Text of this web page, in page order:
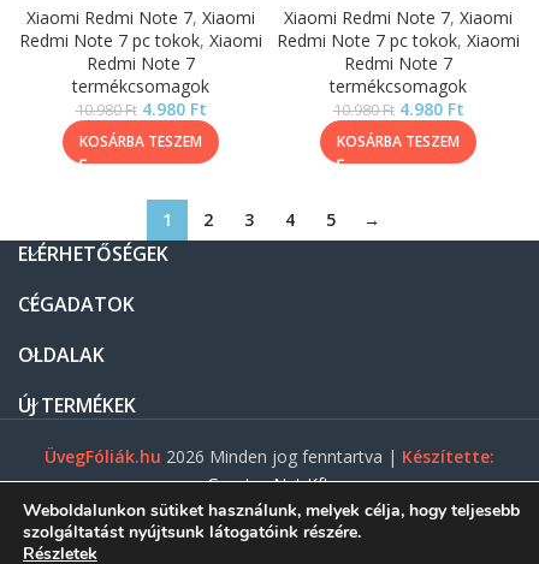
Xiaomi Redmi Note 7, Xiaomi
Redmi Note 7 pc tokok, Xiaomi
Redmi Note 7
termékcsomagok
10.980Ft 4.980 Ft
KOSÁRBA TESZEM
Xiaomi Redmi Note 7, Xiaomi
Redmi Note 7 pc tokok, Xiaomi
Redmi Note 7
termékcsomagok
10.980Ft 4.980 Ft
KOSÁRBA TESZEM
1 2 3 4 5 →
ELÉRHETŐSÉGEK
CÉGADATOK
OLDALAK
ÚJ TERMÉKEK
ÜvegFóliák.hu 2026 Minden jog fenntartva | Készítette:
Gasztro Net Kft.
Weboldalunkon sütiket használunk, melyek célja, hogy teljesebb
szolgáltatást nyújtsunk látogatóink részére.
Részletek